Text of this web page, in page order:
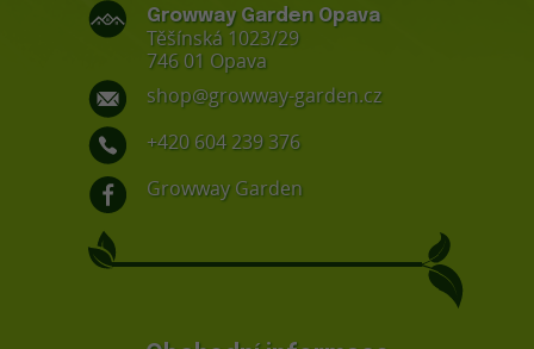
Growway Garden Opava
Těšínská 1023/29
746 01 Opava
shop@growway-garden.cz
+420 604 239 376
Growway Garden